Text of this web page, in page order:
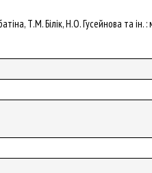
Т.М. Білік, Н.О. Гусейнова та